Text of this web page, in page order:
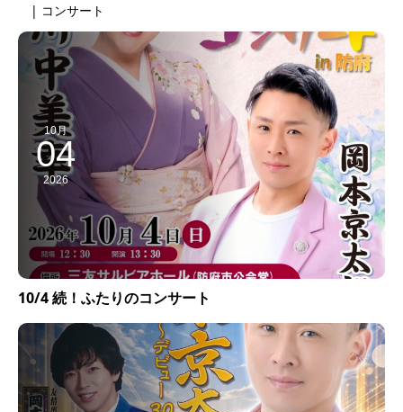
| コンサート
10月
04
2026
10/4 続！ふたりのコンサート